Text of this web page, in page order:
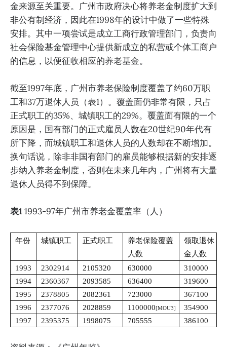
金来源至关重要。广州市政府决心将养老金制度扩大到
非公有制经济，因此在1998年的设计中做了一些特殊
安排。其中一项尝试是成立工商行政管理部门，负责向
社会保险基金管理中心提供新成立的私营或个体工商户
的信息，以便征收相应的养老基金。
截至1997年底，广州市养老保险制度覆盖了约60万职
工和37万退休人员（表1）。覆盖面仍非常有限，只占
正式职工的35%、城镇职工的29%。覆盖面有限的一个
原因是，国有部门的正式雇员人数在20世纪90年代有
所下降，而城镇职工和退休人员的人数却在不断增加。
换句话说，除非非国有部门的雇员能够根据新的安排逐
步纳入养老金制度，否则在未来几年内，广州将有大量
退休人员得不到保障。
表11993-97年广州市养老金覆盖率（人）
年份 城镇职工 正式职工
养老保险覆盖
人数
领取退休
金人数
1993
2302914 2105320 630000
310000
1994
2360367 2093585 636400
319600
1995
2378805 2082361 723000
367100
1996
2377076 2028859 1100000[MOU3]
354900
1997
2395375 1998075 705555 386100